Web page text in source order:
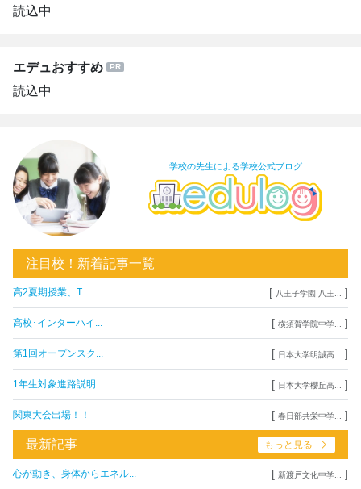
読込中
エデュおすすめ
読込中
学校の先生による学校公式ブログ
注目校！新着記事一覧
高2夏期授業、T... [ 八王子学園 八王... ]
高校･インターハイ... [ 横須賀学院中学... ]
第1回オープンスク... [ 日本大学明誠高... ]
1年生対象進路説明... [ 日本大学櫻丘高... ]
関東大会出場！！ [ 春日部共栄中学... ]
最新記事 もっと見る
心が動き、身体からエネル... [ 新渡戸文化中学... ]